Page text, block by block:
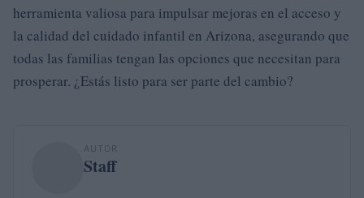
herramienta valiosa para impulsar mejoras en el acceso y
la calidad del cuidado infantil en Arizona, asegurando que
todas las familias tengan las opciones que necesitan para
prosperar. ¿Estás listo para ser parte del cambio?
AUTOR
Staff